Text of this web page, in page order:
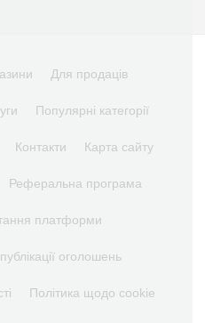
Для продаців
Популярні категорії
Контакти Карта сайту
Реферальна програма
платформи
оголошень
Політика щодо cookie